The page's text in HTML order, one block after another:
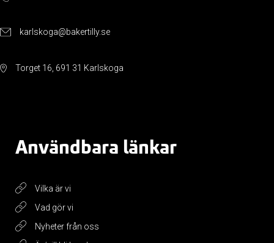
karlskoga@bakertilly.se
Torget 16, 691 31 Karlskoga
Användbara länkar
Vilka är vi
Vad gör vi
Nyheter från oss